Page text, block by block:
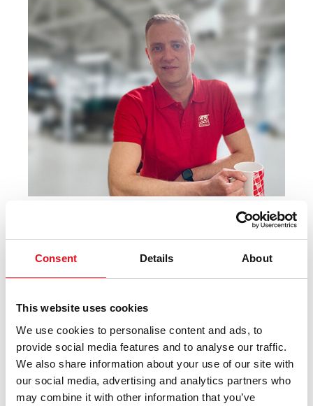
Consent Details About
This website uses cookies
We use cookies to personalise content and ads, to
provide social media features and to analyse our traffic.
We also share information about your use of our site with
our social media, advertising and analytics partners who
may combine it with other information that you’ve
"febi est la marque la plus fiable - je n'ai jamais eu de
pleinement satisfait du contenu de chaque boîte." *
Jevgenij Mihalkov, coordinateur de l'atelier
(Lettonie)